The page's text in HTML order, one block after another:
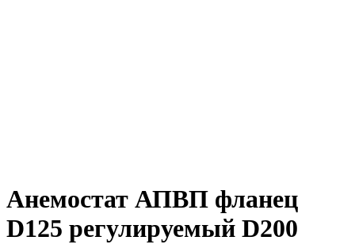
Анемостат АПВП фланец
D125 регулируемый D200